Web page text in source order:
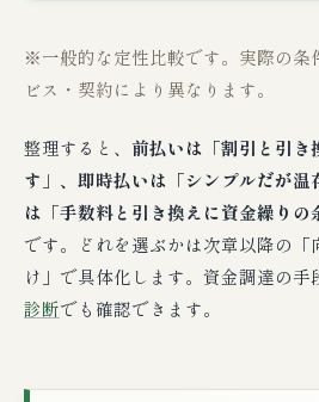
※一般的な定性比較です。実際の条
ビス・契約により異なります。
整理すると、 前払いは「割引と引き
す」、即時払いは「シンプルだが温
は「手数料と引き換えに資金繰りの
です。どれを選ぶかは次章以降の「
け」で具体化します。資金調達の手
診断でも確認できます。